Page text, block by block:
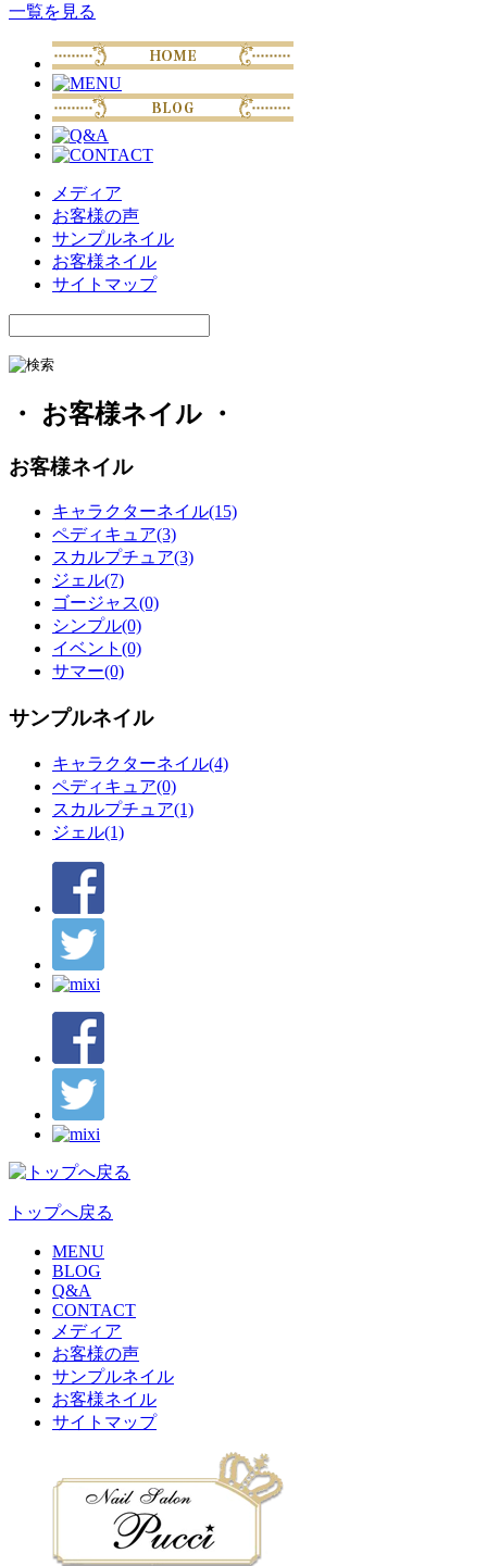
一覧を見る
メディア
お客様の声
サンプルネイル
お客様ネイル
サイトマップ
・ お客様ネイル ・
お客様ネイル
キャラクターネイル(15)
ペディキュア(3)
スカルプチュア(3)
ジェル(7)
ゴージャス(0)
シンプル(0)
イベント(0)
サマー(0)
サンプルネイル
キャラクターネイル(4)
ペディキュア(0)
スカルプチュア(1)
ジェル(1)
トップへ戻る
MENU
BLOG
Q&A
CONTACT
メディア
お客様の声
サンプルネイル
お客様ネイル
サイトマップ